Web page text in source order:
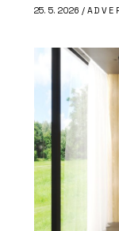
25. 5. 2026 /